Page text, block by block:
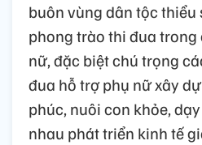
buôn vùng dân tộc thiểu
phong trào thi đua
nữ, đặc biệt chú trọng
đua hỗ trợ phụ nữ xây
phúc, nuôi con khỏe,
nhau phát triển kinh tế